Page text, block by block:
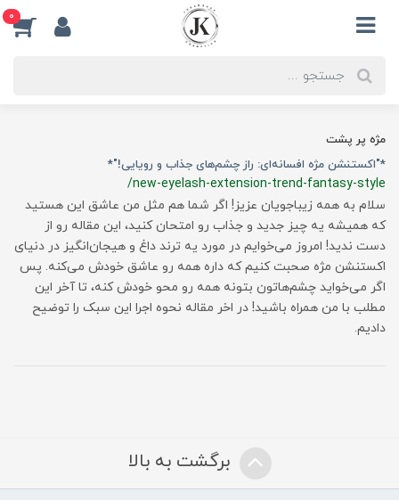
0
مژه پر پشت
*"اکستنشن مژه افسانه‌ای: راز چشم‌های جذاب و رویایی!"*
/new-eyelash-extension-trend-fantasy-style
سلام به همه زیباجویان عزیز! اگر شما هم مثل من عاشق این هستید
که همیشه یه چیز جدید و جذاب رو امتحان کنید، این مقاله رو از
دست ندید! امروز می‌خوایم در مورد یه ترند داغ و هیجان‌انگیز در دنیای
اکستنشن مژه صحبت کنیم که داره همه رو عاشق خودش می‌کنه. پس
اگر می‌خواید چشم‌هاتون بتونه همه رو محو خودش کنه، تا آخر این
مطلب با من همراه باشید! در اخر مقاله نحوه اجرا این سبک را توضیح
دادیم.
برگشت به بالا